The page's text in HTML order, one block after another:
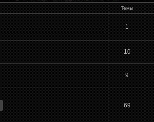
Темы
1
10
9
69